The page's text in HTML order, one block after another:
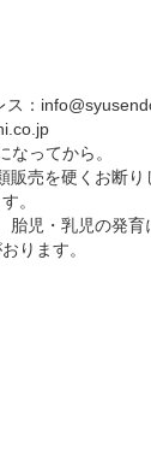
：
ってから。
販売を硬くお断り
。
胎児・乳児の発育
ります。